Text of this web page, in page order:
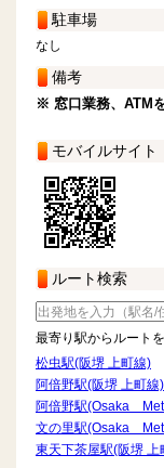
駐車場
なし
備考
※ 窓口業務、ATM
モバイルサイト
ルート検索
最寄り駅からルート
松虫駅(阪堺 上町線)
阿倍野駅(阪堺 上町線)
阿倍野駅(Osaka
文の里駅(Osaka
東天下茶屋駅(阪堺 上